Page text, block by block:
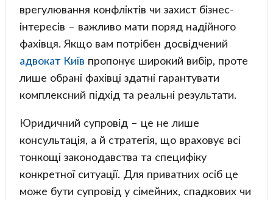
врегулювання конфліктів чи захист бізнес-
інтересів – важливо мати поряд надійного
фахівця. Якщо вам потрібен досвідчений
адвокат Київ пропонує широкий вибір, проте
лише обрані фахівці здатні гарантувати
комплексний підхід та реальні результати.
Юридичний супровід – це не лише
консультація, а й стратегія, що враховує всі
тонкощі законодавства та специфіку
конкретної ситуації. Для приватних осіб це
може бути супровід у сімейних, спадкових чи